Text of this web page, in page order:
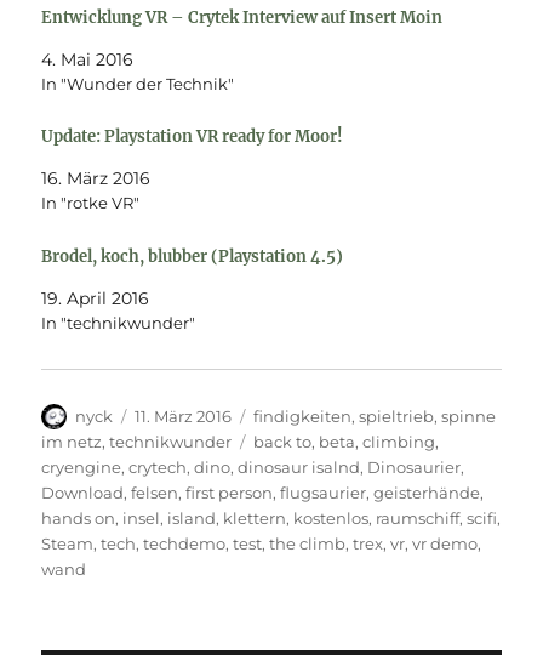
Entwicklung VR – Crytek Interview auf Insert Moin
4. Mai 2016
In "Wunder der Technik"
Update: Playstation VR ready for Moor!
16. März 2016
In "rotke VR"
Brodel, koch, blubber (Playstation 4.5)
19. April 2016
In "technikwunder"
Autor
nyck
Veröffentlicht
am
11. März 2016 Kategorien
findigkeiten,spieltrieb,spinne
im netz,technikwunder Schlagwörter
back to, beta,climbing,
cryengine,crytech,dino,dinosaur isalnd, Dinosaurier,
Download,felsen,first person,flugsaurier,geisterhände,
hands on, insel, island, klettern, kostenlos, raumschiff,scifi,
Steam,tech,techdemo,test,the climb,trex,vr,vr demo,
wand